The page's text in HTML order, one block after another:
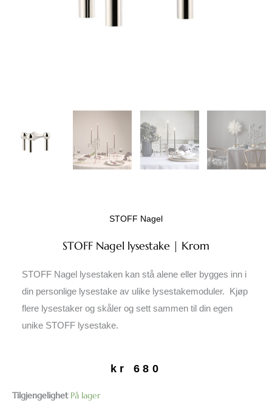
STOFF Nagel
STOFF Nagel lysestake | Krom
STOFF Nagel lysestaken kan stå alene eller bygges inn i
din personlige lysestake av ulike lysestakemoduler. Kjøp
flere lysestaker og skåler og sett sammen til din egen
unike STOFF lysestake.
kr 680
Tilgjengelighet På lager
STOFF